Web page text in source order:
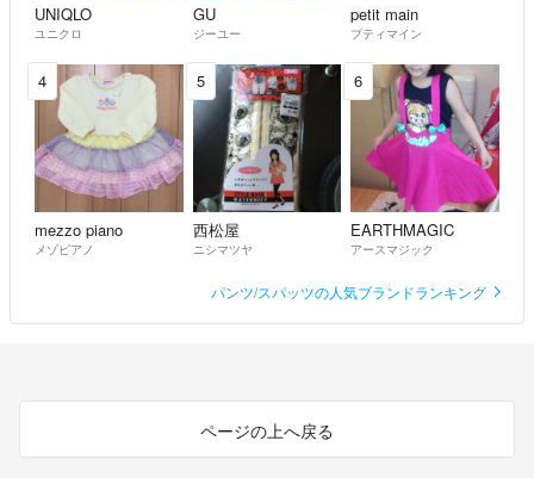
UNIQLO
ユニクロ
GU
ジーユー
petit main
プティマイン
4
mezzo piano
メゾピアノ
5
西松屋
ニシマツヤ
6
EARTHMAGIC
アースマジック
パンツ/スパッツの人気ブランドランキング
ページの上へ戻る